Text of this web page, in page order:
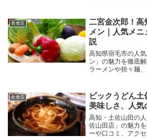
ました。
飲食店
二宮金次郎！高
メン｜人気メ
説
高知県宿毛市の人
ン」の魅力を徹底
ラーメンや担々麺
飲食店
ビックうどん
美味しさ、人気
高知・土佐山田の
佐山田店」の魅力
ーや口コミ、アク